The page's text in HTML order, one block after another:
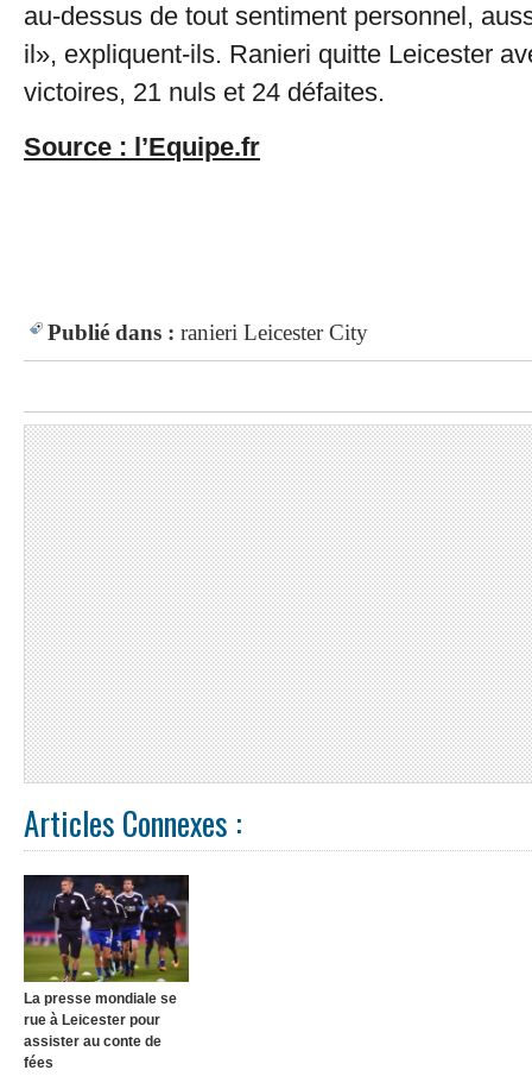
au-dessus de tout sentiment personnel,
il», expliquent-ils. Ranieri quitte Leicester
victoires, 21 nuls et 24 défaites.
Source : l’Equipe.fr
Publié dans : ranieri Leicester City
Articles Connexes :
La presse mondiale se
rue à Leicester pour
assister au conte de
fées